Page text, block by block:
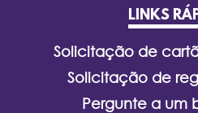
LINKS
Solicitação de
Solicitação de
Pergunte a um